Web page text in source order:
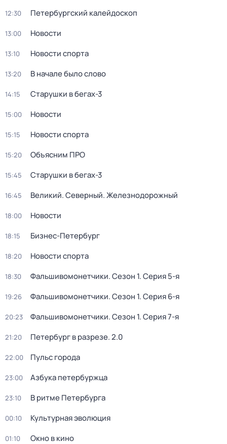
12:30 Петербургский калейдоскоп
13:00 Новости
13:10 Новости спорта
13:20 В начале было слово
14:15 Старушки в бегах-3
15:00 Новости
15:15 Новости спорта
15:20 Объясним ПРО
15:45 Старушки в бегах-3
16:45 Великий. Северный. Железнодорожный
18:00 Новости
18:15 Бизнес-Петербург
18:20 Новости спорта
18:30 Фальшивомонетчики. Сезон 1. Серия 5-я
19:26 Фальшивомонетчики. Сезон 1. Серия 6-я
20:23 Фальшивомонетчики. Сезон 1. Серия 7-я
21:20 Петербург в разрезе. 2.0
22:00 Пульс города
23:00 Азбука петербуржца
23:10 В ритме Петербурга
00:10 Культурная эволюция
01:10 Окно в кино